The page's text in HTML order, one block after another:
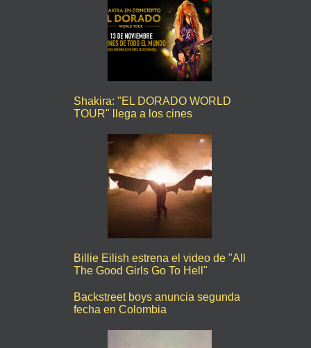
Shakira: "EL DORADO WORLD
TOUR" llega a los cines
Billie Eilish estrena el video de "All
The Good Girls Go To Hell"
Backstreet boys anuncia segunda
fecha en Colombia